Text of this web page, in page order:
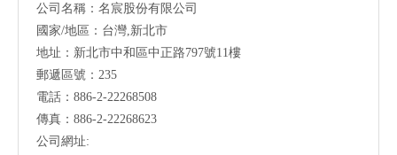
公司名稱：名宸股份有限公司
國家/地區：台灣,新北市
地址：新北市中和區中正路797號11樓
郵遞區號：235
電話：886-2-22268508
傳真：886-2-22268623
公司網址: